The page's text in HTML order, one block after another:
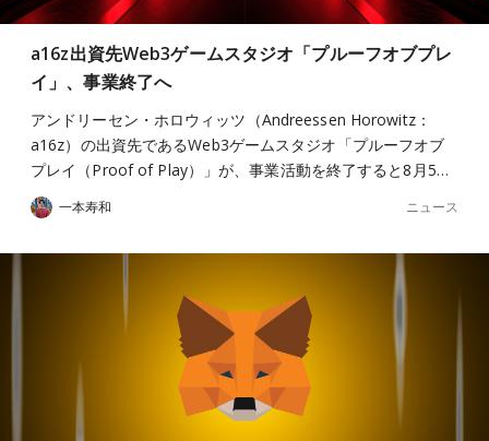
a16z出資先Web3ゲームスタジオ「プルーフオブプレ
イ」、事業終了へ
アンドリーセン・ホロウィッツ（Andreessen Horowitz：
a16z）の出資先であるWeb3ゲームスタジオ「プルーフオブ
プレイ（Proof of Play）」が、事業活動を終了すると8月5…
一本寿和 ニュース